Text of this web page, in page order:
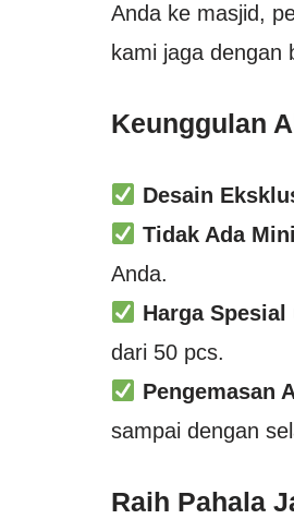
Anda ke masjid,
kami jaga dengan
Keunggulan
Desain
Tidak Ada
Anda.
Harga
dari 50 pcs.
Pengemasan
sampai dengan
Raih Pahala